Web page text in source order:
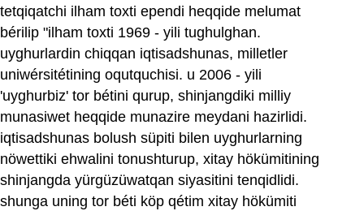
tetqiqatchi ilham toxti ependi heqqide melumat
bérilip "ilham toxti 1969 - yili tughulghan.
uyghurlardin chiqqan iqtisadshunas, milletler
uniwérsitétining oqutquchisi. u 2006 - yili
'uyghurbiz' tor bétini qurup, shinjangdiki milliy
munasiwet heqqide munazire meydani hazirlidi.
iqtisadshunas bolush süpiti bilen uyghurlarning
nöwettiki ehwalini tonushturup, xitay hökümitining
shinjangda yürgüzüwatqan siyasitini tenqidlidi.
shunga uning tor béti köp qétim xitay hökümiti